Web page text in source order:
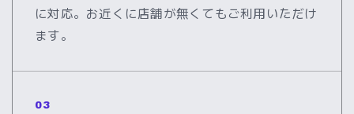
に対応。お近くに店舗が無くてもご利用いただけ
ます。
03